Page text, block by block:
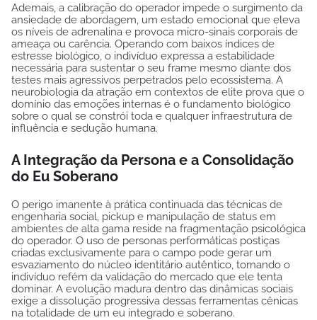
Ademais, a calibração do operador impede o surgimento da
ansiedade de abordagem, um estado emocional que eleva
os níveis de adrenalina e provoca micro-sinais corporais de
ameaça ou carência. Operando com baixos índices de
estresse biológico, o indivíduo expressa a estabilidade
necessária para sustentar o seu frame mesmo diante dos
testes mais agressivos perpetrados pelo ecossistema. A
neurobiologia da atração em contextos de elite prova que o
domínio das emoções internas é o fundamento biológico
sobre o qual se constrói toda e qualquer infraestrutura de
influência e sedução humana.
A Integração da Persona e a Consolidação
do Eu Soberano
O perigo imanente à prática continuada das técnicas de
engenharia social, pickup e manipulação de status em
ambientes de alta gama reside na fragmentação psicológica
do operador. O uso de personas performáticas postiças
criadas exclusivamente para o campo pode gerar um
esvaziamento do núcleo identitário autêntico, tornando o
indivíduo refém da validação do mercado que ele tenta
dominar. A evolução madura dentro das dinâmicas sociais
exige a dissolução progressiva dessas ferramentas cênicas
na totalidade de um eu integrado e soberano.